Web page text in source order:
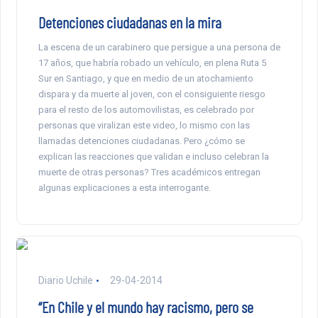
Detenciones ciudadanas en la mira
La escena de un carabinero que persigue a una persona de
17 años, que habría robado un vehículo, en plena Ruta 5
Sur en Santiago, y que en medio de un atochamiento
dispara y da muerte al joven, con el consiguiente riesgo
para el resto de los automovilistas, es celebrado por
personas que viralizan este video, lo mismo con las
llamadas detenciones ciudadanas. Pero ¿cómo se
explican las reacciones que validan e incluso celebran la
muerte de otras personas? Tres académicos entregan
algunas explicaciones a esta interrogante.
Diario Uchile 29-04-2014
“En Chile y el mundo hay racismo, pero se